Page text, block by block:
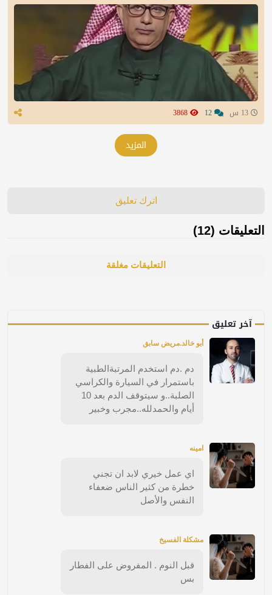
المزيد
اترك تعليق
التعليقات (12)
التعليقات مغلقة
آخر تعليق
أبو خالد.مريض سابق
دم .دم استخدم المرتبةالطبية
باستمرار في السيارة والكراسي
الصلبة..و سيتوقف الدم بعد 10
أيام والحمدلله..مجرب وخبير
امينه
اي عمل خيري لابد ان تجني
خطرة من كثير الناس ضعفاء
النفس والأصل
مشكلة الفسيخ
قبل النوم . المفروض على الفطار
بس